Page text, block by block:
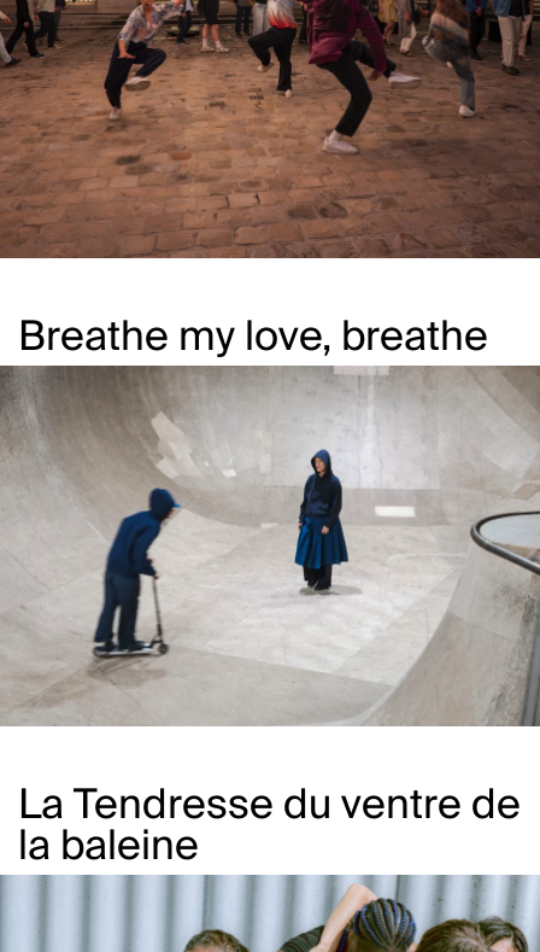
Breathe my love, breathe
La Tendresse du ventre de
la baleine